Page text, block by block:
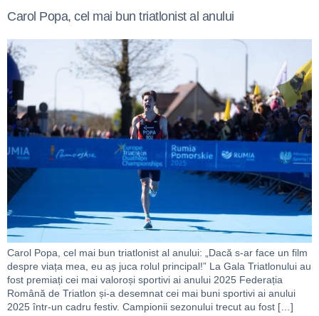
Carol Popa, cel mai bun triatlonist al anului
Carol Popa, cel mai bun triatlonist al anului: „Dacă s-ar face un film
despre viața mea, eu aș juca rolul principal!” La Gala Triatlonului au
fost premiați cei mai valoroși sportivi ai anului 2025 Federația
Română de Triatlon și-a desemnat cei mai buni sportivi ai anului
2025 într-un cadru festiv. Campionii sezonului trecut au fost […]